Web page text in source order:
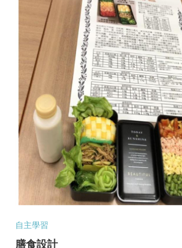
自主學習
膳食設計